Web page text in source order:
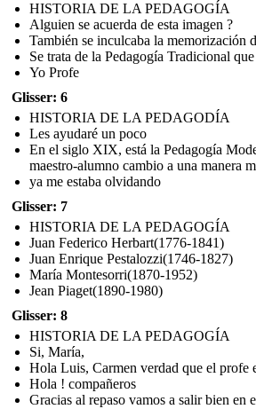
HISTORIA DE LA PEDAGOGÍA
Alguien se acuerda de esta imagen ?
También se inculcaba la memorización
Se trata de la Pedagogía Tradicional
Yo Profe
Glisser: 6
HISTORIA DE LA PEDAGODÍA
Les ayudaré un poco
En el siglo XIX, está la Pedagogía
maestro-alumno cambio a una manera
ya me estaba olvidando
Glisser: 7
HISTORIA DE LA PEDAGOGÍA
Juan Federico Herbart(1776-1841)
Juan Enrique Pestalozzi(1746-1827)
María Montesorri(1870-1952)
Jean Piaget(1890-1980)
Glisser: 8
HISTORIA DE LA PEDAGOGÍA
Si, María,
Hola Luis, Carmen verdad que el profe
Hola ! compañeros
Gracias al repaso vamos a salir bien en